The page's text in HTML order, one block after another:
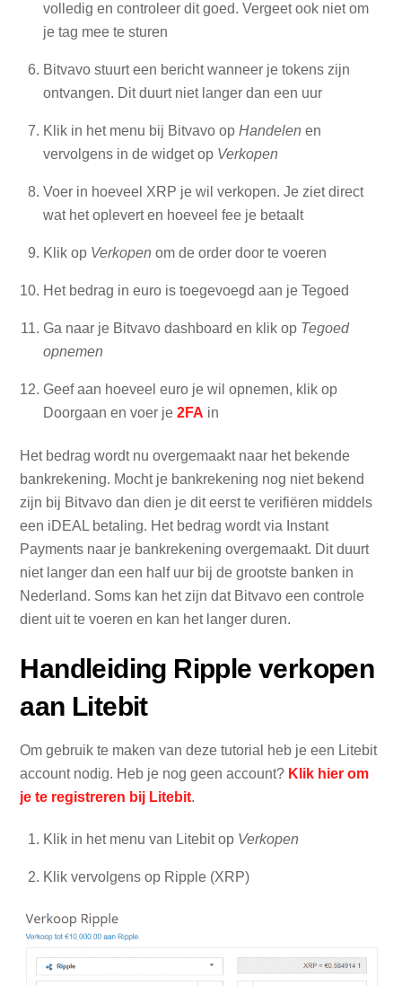
volledig en controleer dit goed. Vergeet ook niet om
je tag mee te sturen
Bitvavo stuurt een bericht wanneer je tokens zijn
ontvangen. Dit duurt niet langer dan een uur
Klik in het menu bij Bitvavo op Handelen en
vervolgens in de widget op Verkopen
Voer in hoeveel XRP je wil verkopen. Je ziet direct
wat het oplevert en hoeveel fee je betaalt
Klik op Verkopen om de order door te voeren
Het bedrag in euro is toegevoegd aan je Tegoed
Ga naar je Bitvavo dashboard en klik op Tegoed
opnemen
Geef aan hoeveel euro je wil opnemen, klik op
Doorgaan en voer je 2FA in
Het bedrag wordt nu overgemaakt naar het bekende
bankrekening. Mocht je bankrekening nog niet bekend
zijn bij Bitvavo dan dien je dit eerst te verifiëren middels
een iDEAL betaling. Het bedrag wordt via Instant
Payments naar je bankrekening overgemaakt. Dit duurt
niet langer dan een half uur bij de grootste banken in
Nederland. Soms kan het zijn dat Bitvavo een controle
dient uit te voeren en kan het langer duren.
Handleiding Ripple verkopen
aan Litebit
Om gebruik te maken van deze tutorial heb je een Litebit
account nodig. Heb je nog geen account? Klik hier om
je te registreren bij Litebit.
Klik in het menu van Litebit op Verkopen
Klik vervolgens op Ripple (XRP)